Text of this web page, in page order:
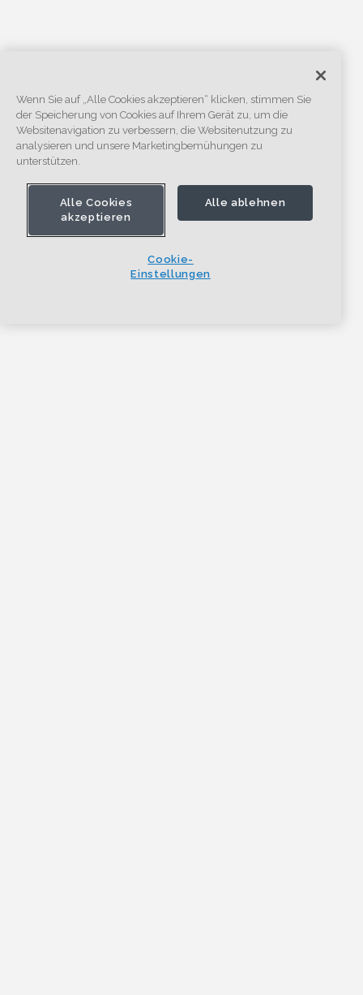
Wenn Sie auf „Alle Cookies akzeptieren“ klicken, stimmen Sie
der Speicherung von Cookies auf Ihrem Gerät zu, um die
Websitenavigation zu verbessern, die Websitenutzung zu
analysieren und unsere Marketingbemühungen zu
unterstützen.
Alle Cookies
akzeptieren
Alle ablehnen
Cookie-
Einstellungen